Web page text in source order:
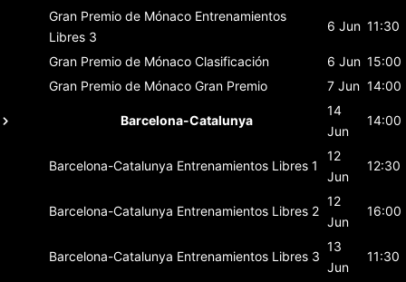
Gran Premio de Mónaco Entrenamientos
Libres 3
6 Jun 11:30
Gran Premio de Mónaco Clasificación 6 Jun 15:00
Gran Premio de Mónaco Gran Premio 7 Jun 14:00
Barcelona-Catalunya
14
Jun
14:00
Barcelona-Catalunya Entrenamientos Libres 1
12
Jun
12:30
Barcelona-Catalunya Entrenamientos Libres 2
12
Jun
16:00
Barcelona-Catalunya Entrenamientos Libres 3
13
Jun
11:30